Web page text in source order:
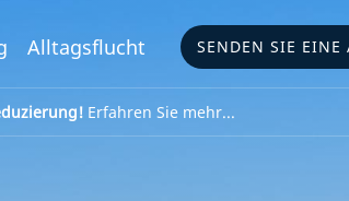
Alltagsflucht SENDEN SIE EINE
Erfahren Sie mehr...